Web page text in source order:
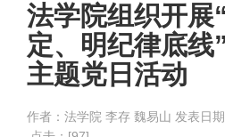
法学院组织开展
定、明纪律底线
主题党日活动
作者：法学院 李存 魏易山 发表日期